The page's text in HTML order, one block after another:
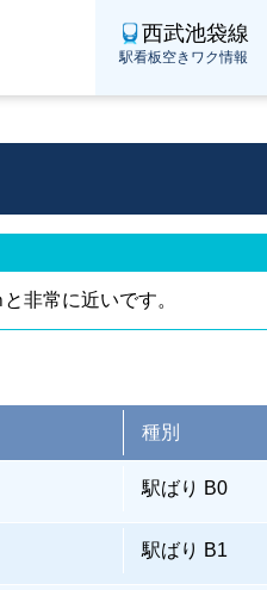
西武池袋線
駅看板空きワク情報
非常に近いです。
種別
駅ばり B0
駅ばり B1